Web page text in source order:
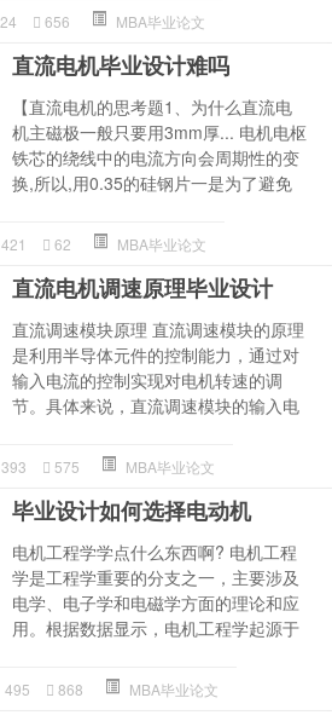
24 656 MBA毕业论文
直流电机毕业设计难吗
【直流电机的思考题1、为什么直流电
机主磁极一般只要用3mm厚... 电机电枢
铁芯的绕线中的电流方向会周期性的变
换,所以,用0.35的硅钢片一是为了避免
421 62 MBA毕业论文
直流电机调速原理毕业设计
直流调速模块原理 直流调速模块的原理
是利用半导体元件的控制能力，通过对
输入电流的控制实现对电机转速的调
节。具体来说，直流调速模块的输入电
393 575 MBA毕业论文
毕业设计如何选择电动机
电机工程学学点什么东西啊? 电机工程
学是工程学重要的分支之一，主要涉及
电学、电子学和电磁学方面的理论和应
用。根据数据显示，电机工程学起源于
495 868 MBA毕业论文